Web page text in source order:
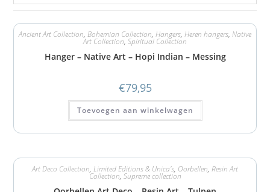
Ancient Art Collection, Bohemian Collection, Hangers, Heren hangers, Native
Art Collection, Spiritual Collection
Hanger – Native Art – Hopi Indian – Messing
€79,95
Toevoegen aan winkelwagen
Art Deco Collection, Limited Editions & Unica's, Oorbellen, Resin Art
Collection, Supreme collection